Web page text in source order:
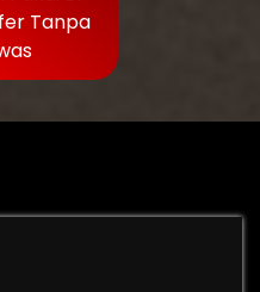
Tanpa